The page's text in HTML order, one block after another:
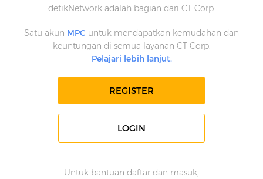
detikNetwork adalah bagian dari CT Corp.
Satu akun MPC untuk mendapatkan kemudahan dan
keuntungan di semua layanan CT Corp.
Pelajari lebih lanjut.
REGISTER
LOGIN
Untuk bantuan daftar dan masuk,